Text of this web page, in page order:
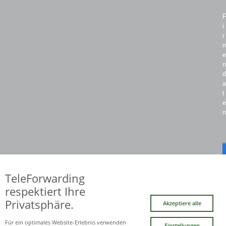
F
i
r
e
n
d
a
t
e
n
TeleForwarding
respektiert Ihre
Privatsphäre.
Für ein optimales Website-Erlebnis verwenden
Akzeptiere alle